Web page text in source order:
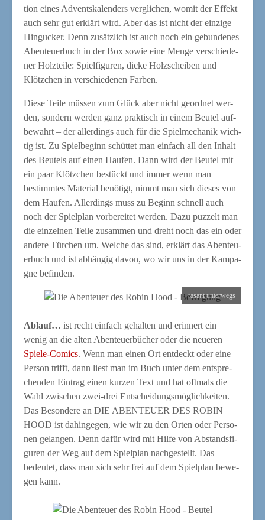
ti­on eines Advents­ka­len­ders ver­gli­chen, womit der Effekt
auch sehr gut erklärt wird. Aber das ist nicht der ein­zi­ge
Hin­gu­cker. Denn zusätz­lich ist auch noch ein gebun­de­nes
Aben­teu­er­buch in der Box sowie eine Men­ge ver­schie­de­
ner Holz­tei­le: Spiel­fi­gu­ren, dicke Holz­schei­ben und
Klötz­chen in ver­schie­de­nen Farben.
Die­se Tei­le müs­sen zum Glück aber nicht geord­net wer­
den, son­dern wer­den ganz prak­tisch in einem Beu­tel auf­
be­wahrt – der aller­dings auch für die Spiel­me­cha­nik wich­
tig ist. Zu Spiel­be­ginn schüt­tet man ein­fach all den Inhalt
des Beu­tels auf einen Hau­fen. Dann wird der Beu­tel mit
ein paar Klötz­chen bestückt und immer wenn man
bestimm­tes Mate­ri­al benö­tigt, nimmt man sich die­ses von
dem Hau­fen. Aller­dings muss zu Beginn schnell auch
noch der Spiel­plan vor­be­rei­tet wer­den. Dazu puz­zelt man
die ein­zel­nen Tei­le zusam­men und dreht noch das ein oder
ande­re Tür­chen um. Wel­che das sind, erklärt das Aben­teu­
er­buch und ist abhän­gig davon, wo wir uns in der Kam­pa­
gne befinden.
rasant unter­wegs
Ablauf… ist recht ein­fach gehal­ten und erin­nert ein
wenig an die alten Aben­teu­er­bü­cher oder die neue­ren
Spie­le-Comics. Wenn man einen Ort ent­deckt oder eine
Per­son trifft, dann liest man im Buch unter dem ent­spre­
chen­den Ein­trag einen kur­zen Text und hat oft­mals die
Wahl zwi­schen zwei-drei Ent­schei­dungs­mög­lich­kei­ten.
Das Beson­de­re an DIE ABENTEUER DES ROBIN
HOOD ist dahin­ge­gen, wie wir zu den Orten oder Per­so­
nen gelan­gen. Denn dafür wird mit Hil­fe von Abstands­fi­
gu­ren der Weg auf dem Spiel­plan nach­ge­stellt. Das
bedeu­tet, dass man sich sehr frei auf dem Spiel­plan bewe­
gen kann.